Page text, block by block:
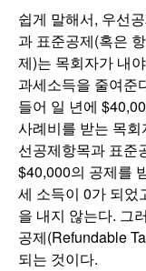
쉽게 말해서, 우선
과 표준공제(혹은
제)는 목회자가 내
과세소득을 줄여준
들어 일 년에
사례비를 받는 목회
선공제항목과 표준
$40,000의 공제를
세 소득이 0가 되었
을 내지 않는다. 그
공제(Refundable
되는 것이다.